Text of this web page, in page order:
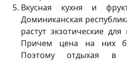
Вкусная кухня и
Доминиканская
растут экзотические
Причем цена на них
Поэтому отдыхая в